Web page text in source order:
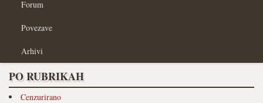
Forum
Povezave
Arhivi
PO RUBRIKAH
Cenzurirano